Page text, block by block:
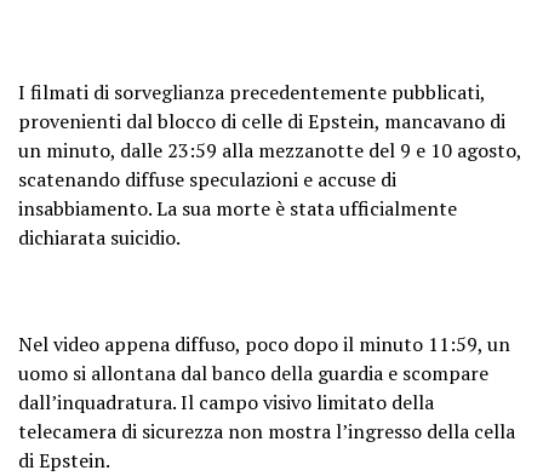
I filmati di sorveglianza precedentemente pubblicati,
provenienti dal blocco di celle di Epstein, mancavano di
un minuto, dalle 23:59 alla mezzanotte del 9 e 10 agosto,
scatenando diffuse speculazioni e accuse di
insabbiamento. La sua morte è stata ufficialmente
dichiarata suicidio.
Nel video appena diffuso, poco dopo il minuto 11:59, un
uomo si allontana dal banco della guardia e scompare
dall’inquadratura. Il campo visivo limitato della
telecamera di sicurezza non mostra l’ingresso della cella
di Epstein.